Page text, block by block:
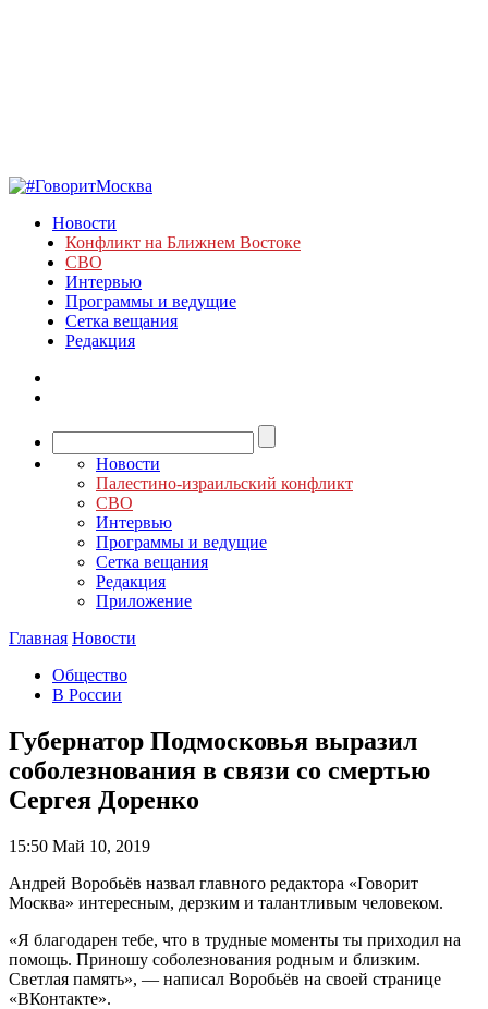
Новости
Конфликт на Ближнем Востоке
СВО
Интервью
Программы и ведущие
Сетка вещания
Редакция
Новости
Палестино-израильский конфликт
СВО
Интервью
Программы и ведущие
Сетка вещания
Редакция
Приложение
Главная Новости
Общество
В России
Губернатор Подмосковья выразил
соболезнования в связи со смертью
Сергея Доренко
15:50 Май 10, 2019
Андрей Воробьёв назвал главного редактора «Говорит
Москва» интересным, дерзким и талантливым человеком.
«Я благодарен тебе, что в трудные моменты ты приходил на
помощь. Приношу соболезнования родным и близким.
Светлая память», — написал Воробьёв на своей странице
«ВКонтакте».